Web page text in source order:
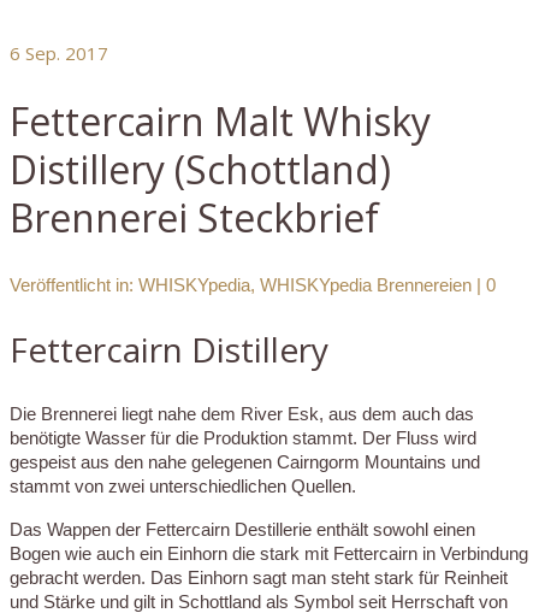
6 Sep. 2017
Fettercairn Malt Whisky
Distillery (Schottland)
Brennerei Steckbrief
Veröffentlicht in: WHISKYpedia, WHISKYpedia Brennereien | 0
Fettercairn Distillery
Die Brennerei liegt nahe dem River Esk, aus dem auch das
benötigte Wasser für die Produktion stammt. Der Fluss wird
gespeist aus den nahe gelegenen Cairngorm Mountains und
stammt von zwei unterschiedlichen Quellen.
Das Wappen der Fettercairn Destillerie enthält sowohl einen
Bogen wie auch ein Einhorn die stark mit Fettercairn in Verbindung
gebracht werden. Das Einhorn sagt man steht stark für Reinheit
und Stärke und gilt in Schottland als Symbol seit Herrschaft von